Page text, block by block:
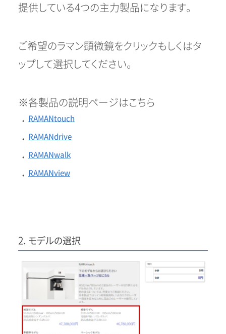
提供している4つの主力製品になります。
ご希望のラマン顕微鏡をクリックもしくはタ
ップして選択してください。
※各製品の説明ページはこちら
・ RAMANtouch
・ RAMANdrive
・ RAMANwalk
・ RAMANview
2. モデルの選択